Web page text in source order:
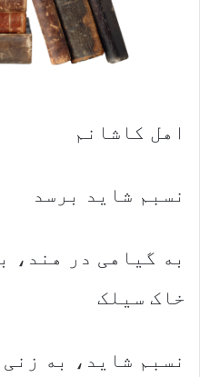
اهل کاشانم
نسبم شاید برسد
به گیاهی در هند،
خاک سیلک
نسبم شاید، به